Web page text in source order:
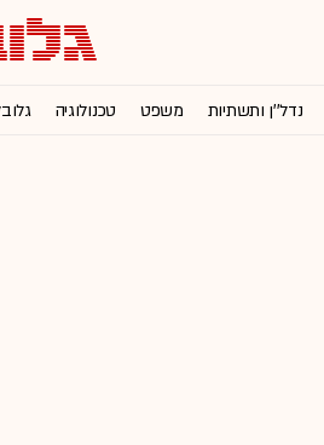
נדל''ן ותשתיות משפט טכנולוגיה